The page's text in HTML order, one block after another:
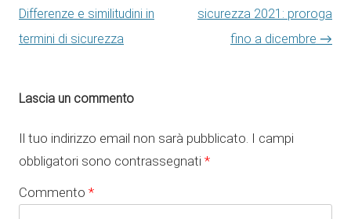
Differenze e similitudini in
termini di sicurezza
sicurezza 2021: proroga
fino a dicembre →
Lascia un commento
Il tuo indirizzo email non sarà pubblicato. I campi
obbligatori sono contrassegnati *
Commento *